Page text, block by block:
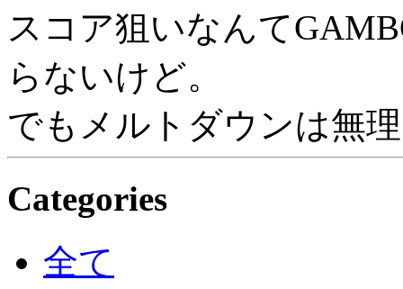
スコア狙いなんて
らないけど。
でもメルトダウンは無
Categories
全て